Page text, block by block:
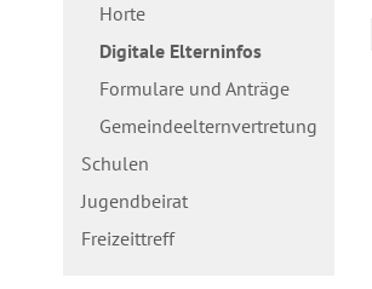
Horte
Digitale Elterninfos
Formulare und Anträge
Gemeindeelternvertretung
Schulen
Jugendbeirat
Freizeittreff